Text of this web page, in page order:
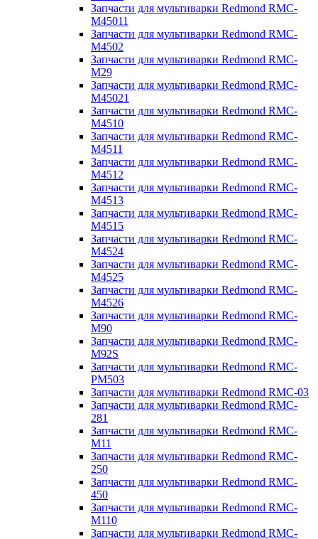
Запчасти для мультиварки Redmond RMC-
M45011
Запчасти для мультиварки Redmond RMC-
M4502
Запчасти для мультиварки Redmond RMC-
M29
Запчасти для мультиварки Redmond RMC-
M45021
Запчасти для мультиварки Redmond RMC-
M4510
Запчасти для мультиварки Redmond RMC-
M4511
Запчасти для мультиварки Redmond RMC-
M4512
Запчасти для мультиварки Redmond RMC-
M4513
Запчасти для мультиварки Redmond RMC-
M4515
Запчасти для мультиварки Redmond RMC-
M4524
Запчасти для мультиварки Redmond RMC-
M4525
Запчасти для мультиварки Redmond RMC-
M4526
Запчасти для мультиварки Redmond RMC-
M90
Запчасти для мультиварки Redmond RMC-
M92S
Запчасти для мультиварки Redmond RMC-
PM503
Запчасти для мультиварки Redmond RMC-03
Запчасти для мультиварки Redmond RMC-
281
Запчасти для мультиварки Redmond RMC-
M11
Запчасти для мультиварки Redmond RMC-
250
Запчасти для мультиварки Redmond RMC-
450
Запчасти для мультиварки Redmond RMC-
M110
Запчасти для мультиварки Redmond RMC-